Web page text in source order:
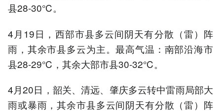
县28-30℃。
4月19日，西部市县多云间阴天有分散（雷）阵
雨，其余市县多云为主。最高气温：南部沿海市
县28-29℃，其余大部市县30-32℃。
4月20日，韶关、清远、肇庆多云转中雷雨局部大
雨或暴雨，其余市县多云间阴天有分散（雷）阵